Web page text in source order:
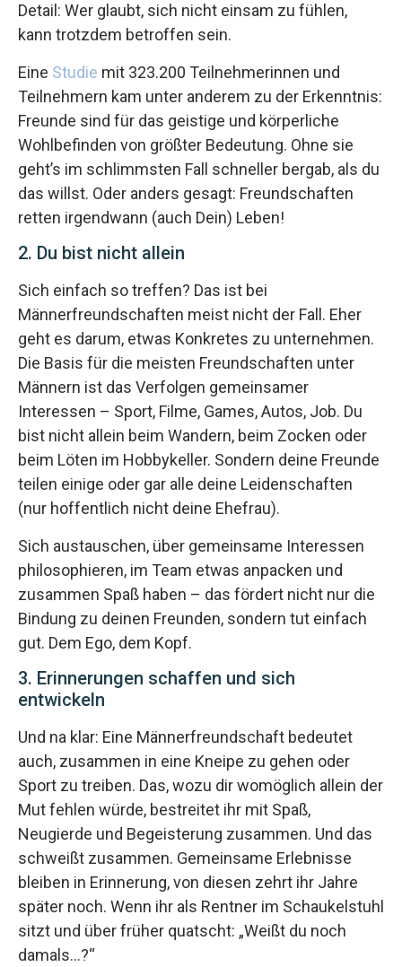
Detail: Wer glaubt, sich nicht einsam zu fühlen,
kann trotzdem betroffen sein.
Eine Studie mit 323.200 Teilnehmerinnen und
Teilnehmern kam unter anderem zu der Erkenntnis:
Freunde sind für das geistige und körperliche
Wohlbefinden von größter Bedeutung. Ohne sie
geht’s im schlimmsten Fall schneller bergab, als du
das willst. Oder anders gesagt: Freundschaften
retten irgendwann (auch Dein) Leben!
2. Du bist nicht allein
Sich einfach so treffen? Das ist bei
Männerfreundschaften meist nicht der Fall. Eher
geht es darum, etwas Konkretes zu unternehmen.
Die Basis für die meisten Freundschaften unter
Männern ist das Verfolgen gemeinsamer
Interessen – Sport, Filme, Games, Autos, Job. Du
bist nicht allein beim Wandern, beim Zocken oder
beim Löten im Hobbykeller. Sondern deine Freunde
teilen einige oder gar alle deine Leidenschaften
(nur hoffentlich nicht deine Ehefrau).
Sich austauschen, über gemeinsame Interessen
philosophieren, im Team etwas anpacken und
zusammen Spaß haben – das fördert nicht nur die
Bindung zu deinen Freunden, sondern tut einfach
gut. Dem Ego, dem Kopf.
3. Erinnerungen schaffen und sich
entwickeln
Und na klar: Eine Männerfreundschaft bedeutet
auch, zusammen in eine Kneipe zu gehen oder
Sport zu treiben. Das, wozu dir womöglich allein der
Mut fehlen würde, bestreitet ihr mit Spaß,
Neugierde und Begeisterung zusammen. Und das
schweißt zusammen. Gemeinsame Erlebnisse
bleiben in Erinnerung, von diesen zehrt ihr Jahre
später noch. Wenn ihr als Rentner im Schaukelstuhl
sitzt und über früher quatscht: „Weißt du noch
damals…?“